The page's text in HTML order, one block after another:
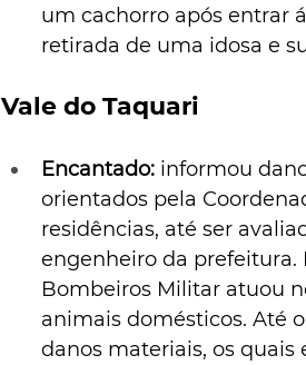
um cachorro após entrar
retirada de uma idosa e
Vale do Taquari
Encantado: informou
orientados pela
residências, até ser
engenheiro da prefeitura.
Bombeiros Militar atuou
animais domésticos. Até
danos materiais, os quais